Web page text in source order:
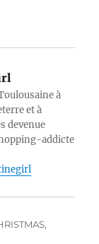
à
et à
devenue
addicte
,